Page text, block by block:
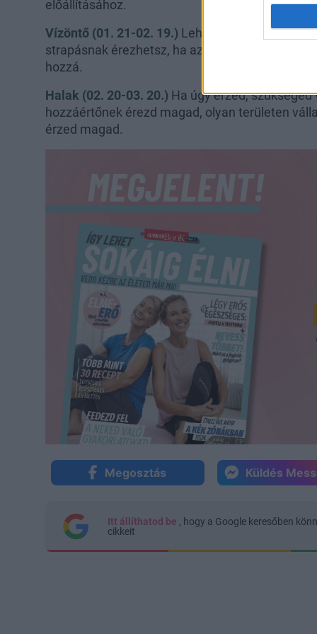
előállításához.
Vízöntő (01. 21-02. 19.) Lehet, hogy a párod ma
strapásnak érezhetsz, ha azonban kötelékben
hozzá.
Halak (02. 20-03. 20.) Ha úgy érzed,
hozzáértőnek érezd magad, olyan területen
érzed magad.
Megosztás Küldés
Itt állíthatod be , hogy a Google keresőben
cikkeit